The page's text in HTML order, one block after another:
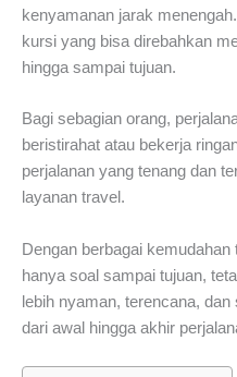
kenyamanan jarak
kursi yang bisa direbahkan
hingga sampai tujuan.
Bagi sebagian orang,
beristirahat atau bekerja
perjalanan yang tenang dan
layanan travel.
Dengan berbagai
hanya soal sampai tujuan,
lebih nyaman, terencana,
dari awal hingga akhir